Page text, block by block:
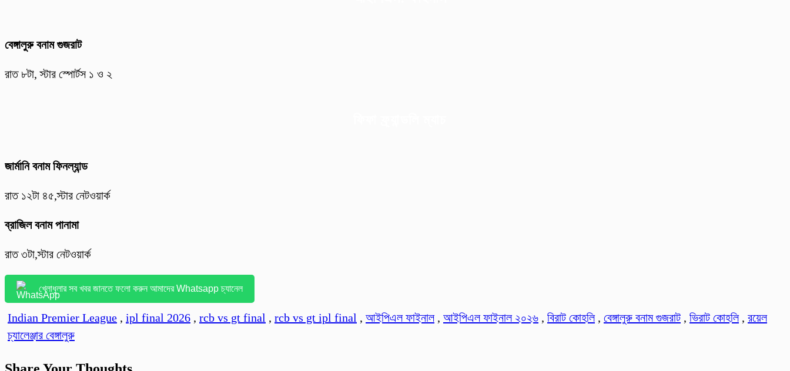
বেঙ্গালুরু বনাম গুজরাট
রাত ৮টা, স্টার স্পোর্টস ১ ও ২
জার্মা‌নি বনাম ফিনল্যান্ড
রাত ১২টা ৪৫,স্টার নেটওয়ার্ক‌
ব্রাজিল বনাম পানামা
রাত ৩টা,স্টার নেটওয়ার্ক‌
খেলাধুলার সব খবর জানতে ফলো করুন আমাদের Whatsapp চ্যানেল
Indian Premier League , ipl final 2026 , rcb vs gt final , rcb vs gt ipl final , আইপিএল ফাইনাল, আইপিএল ফাইনাল ২০২৬ , বিরাট কোহলি, বেঙ্গালুরু বনাম গুজরাট , ভিরাট কোহলি, রয়েল
চ্যালেঞ্জার বেঙ্গালুরু